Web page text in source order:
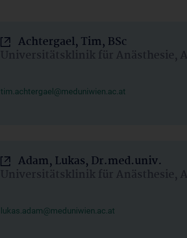
Achtergael, Tim, BSc
Universitätsklinik für Anästhesie,
tim.achtergael@meduniwien.ac.at
Adam, Lukas, Dr.med.univ.
Universitätsklinik für Anästhesie,
lukas.adam@meduniwien.ac.at